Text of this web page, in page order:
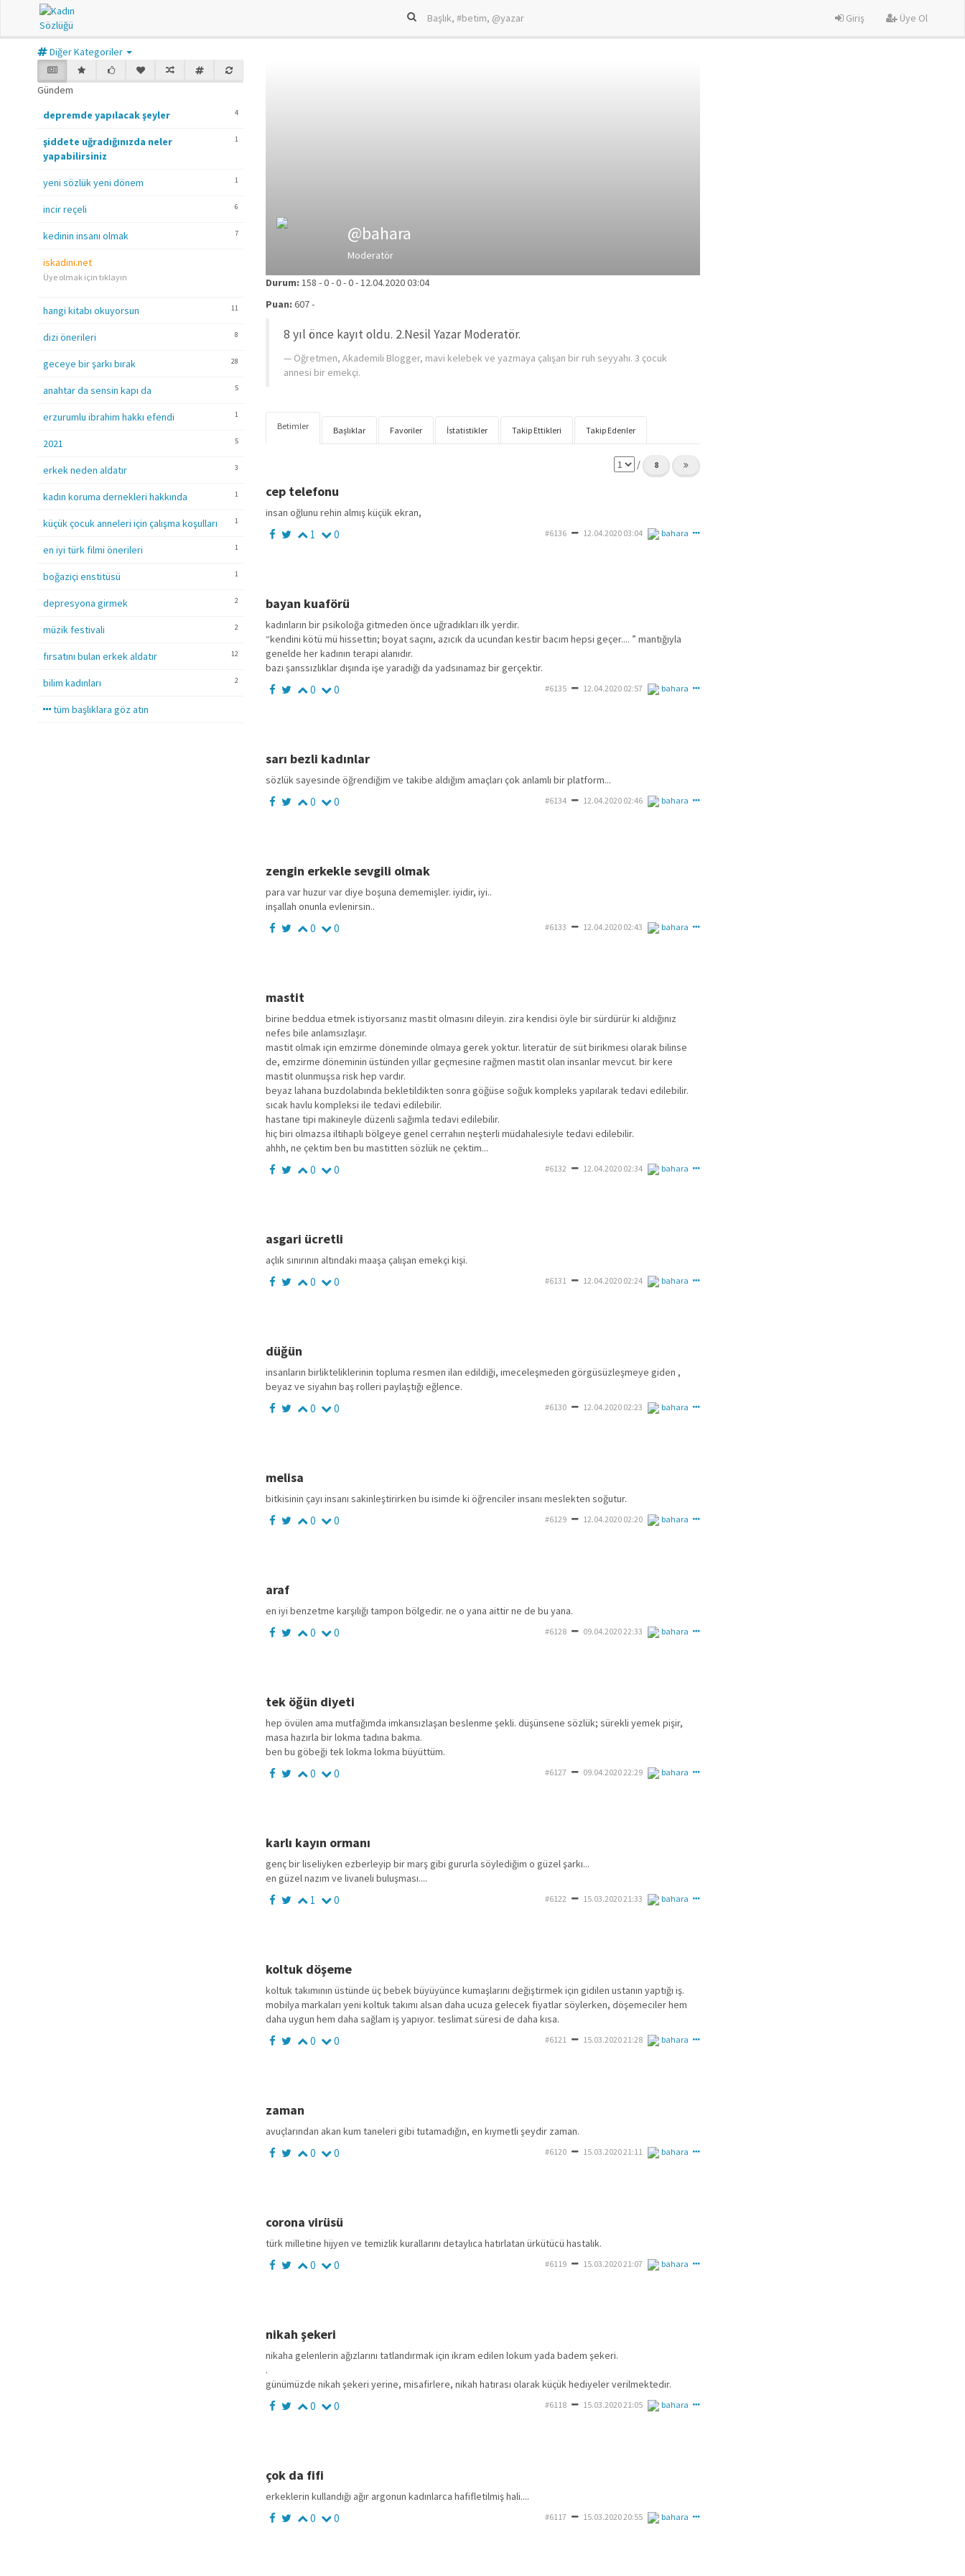
Giriş Üye Ol
Diğer Kategoriler
Gündem
4
depremde yapılacak şeyler
1
şiddete uğradığınızda neler
yapabilirsiniz
1
yeni sözlük yeni dönem
6
incir reçeli
7
kedinin insanı olmak
iskadini.net
Üye olmak için tıklayın
11
hangi kitabı okuyorsun
8
dizi önerileri
28
geceye bir şarkı bırak
5
anahtar da sensin kapı da
1
erzurumlu ibrahim hakkı efendi
5
2021
3
erkek neden aldatır
1
kadın koruma dernekleri hakkında
1
küçük çocuk anneleri için çalışma koşulları
1
en iyi türk filmi önerileri
1
boğaziçi enstitüsü
2
depresyona girmek
2
müzik festivali
12
fırsatını bulan erkek aldatır
2
bilim kadınları
tüm başlıklara göz atın
@bahara
Moderatör
Durum: 158 -0-0-0- 12.04.2020 03:04
Puan: 607-
8 yıl önce kayıt oldu. 2.Nesil Yazar Moderatör.
Öğretmen, Akademili Blogger, mavi kelebek ve yazmaya çalışan bir ruh seyyahı. 3 çocuk
annesi bir emekçi.
Betimler Başlıklar Favoriler İstatistikler Takip Ettikleri Takip Edenler
/ 8
cep telefonu
insan oğlunu rehin almış küçük ekran,
1 0 #6136 12.04.2020 03:04 bahara
bayan kuaförü
kadınların bir psikoloğa gitmeden önce uğradıkları ilk yerdir.
“kendini kötü mü hissettin; boyat saçını, azıcık da ucundan kestir bacım hepsi geçer.... ” mantığıyla
genelde her kadının terapi alanıdır.
bazı şanssızlıklar dışında işe yaradığı da yadsınamaz bir gerçektir.
0 0 #6135 12.04.2020 02:57 bahara
sarı bezli kadınlar
sözlük sayesinde öğrendiğim ve takibe aldığım amaçları çok anlamlı bir platform...
0 0 #6134 12.04.2020 02:46 bahara
zengin erkekle sevgili olmak
para var huzur var diye boşuna dememişler. iyidir, iyi..
inşallah onunla evlenirsin..
0 0 #6133 12.04.2020 02:43 bahara
mastit
birine beddua etmek istiyorsanız mastit olmasını dileyin. zira kendisi öyle bir sürdürür ki aldığınız
nefes bile anlamsızlaşır.
mastit olmak için emzirme döneminde olmaya gerek yoktur. literatür de süt birikmesi olarak bilinse
de, emzirme döneminin üstünden yıllar geçmesine rağmen mastit olan insanlar mevcut. bir kere
mastit olunmuşsa risk hep vardır.
beyaz lahana buzdolabında bekletildikten sonra göğüse soğuk kompleks yapılarak tedavi edilebilir.
sıcak havlu kompleksi ile tedavi edilebilir.
hastane tipi makineyle düzenli sağımla tedavi edilebilir.
hiç biri olmazsa iltihaplı bölgeye genel cerrahın neşterli müdahalesiyle tedavi edilebilir.
ahhh, ne çektim ben bu mastitten sözlük ne çektim...
0 0 #6132 12.04.2020 02:34 bahara
asgari ücretli
açlık sınırının altındaki maaşa çalışan emekçi kişi.
0 0 #6131 12.04.2020 02:24 bahara
düğün
insanların birlikteliklerinin topluma resmen ilan edildiği, imeceleşmeden görgüsüzleşmeye giden ,
beyaz ve siyahın baş rolleri paylaştığı eğlence.
0 0 #6130 12.04.2020 02:23 bahara
melisa
bitkisinin çayı insanı sakinleştirirken bu isimde ki öğrenciler insanı meslekten soğutur.
0 0 #6129 12.04.2020 02:20 bahara
araf
en iyi benzetme karşılığı tampon bölgedir. ne o yana aittir ne de bu yana.
0 0 #6128 09.04.2020 22:33 bahara
tek öğün diyeti
hep övülen ama mutfağımda imkansızlaşan beslenme şekli. düşünsene sözlük; sürekli yemek pişir,
masa hazırla bir lokma tadına bakma.
ben bu göbeği tek lokma lokma büyüttüm.
0 0 #6127 09.04.2020 22:29 bahara
karlı kayın ormanı
genç bir liseliyken ezberleyip bir marş gibi gururla söylediğim o güzel şarkı...
en güzel nazım ve livaneli buluşması....
1 0 #6122 15.03.2020 21:33 bahara
koltuk döşeme
koltuk takımının üstünde üç bebek büyüyünce kumaşlarını değiştirmek için gidilen ustanın yaptığı iş.
mobilya markaları yeni koltuk takımı alsan daha ucuza gelecek fiyatlar söylerken, döşemeciler hem
daha uygun hem daha sağlam iş yapıyor. teslimat süresi de daha kısa.
0 0 #6121 15.03.2020 21:28 bahara
zaman
avuçlarından akan kum taneleri gibi tutamadığın, en kıymetli şeydir zaman.
0 0 #6120 15.03.2020 21:11 bahara
corona virüsü
türk milletine hijyen ve temizlik kurallarını detaylıca hatırlatan ürkütücü hastalık.
0 0 #6119 15.03.2020 21:07 bahara
nikah şekeri
nikaha gelenlerin ağızlarını tatlandırmak için ikram edilen lokum yada badem şekeri.
.
günümüzde nikah şekeri yerine, misafirlere, nikah hatırası olarak küçük hediyeler verilmektedir.
0 0 #6118 15.03.2020 21:05 bahara
çok da fifi
erkeklerin kullandığı ağır argonun kadınlarca hafifletilmiş hali....
0 0 #6117 15.03.2020 20:55 bahara